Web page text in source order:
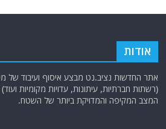
אודות
אתר החדשות נציב.נט מבצע איסוף ועיבוד של
(רשתות חברתיות, עיתונות, עדויות מקומיות
המצב המקיפה והמדויקת ביותר של השטח.